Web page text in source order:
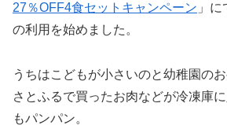
27％OFF4食セットキャンペーン 」
の利用を始めました。
うちはこどもが小さいのと幼稚園の
さとふるで買ったお肉などが冷凍庫
もパンパン。